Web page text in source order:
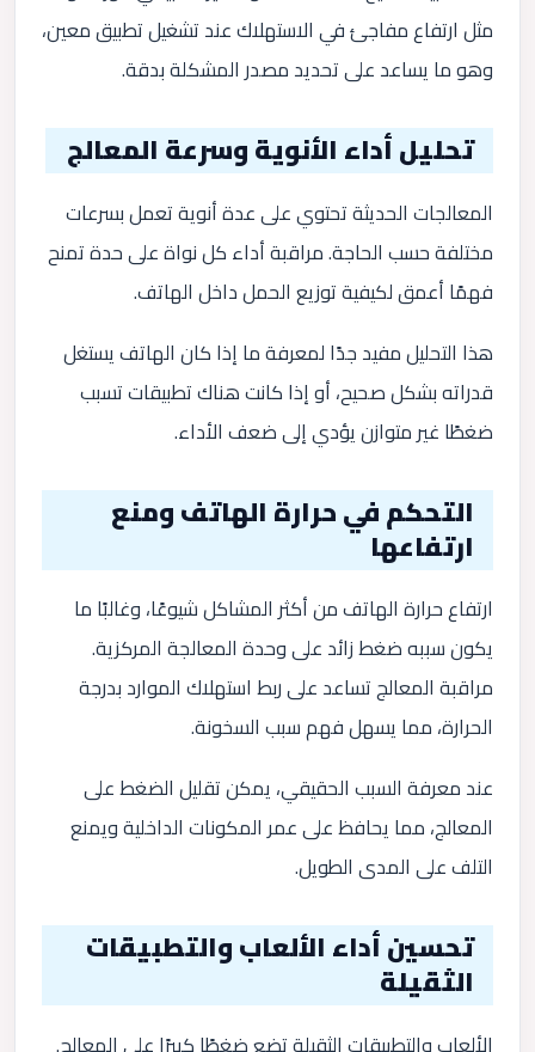
مثل ارتفاع مفاجئ في الاستهلاك عند تشغيل تطبيق معين،
وهو ما يساعد على تحديد مصدر المشكلة بدقة.
تحليل أداء الأنوية وسرعة المعالج
المعالجات الحديثة تحتوي على عدة أنوية تعمل بسرعات
مختلفة حسب الحاجة. مراقبة أداء كل نواة على حدة تمنح
فهمًا أعمق لكيفية توزيع الحمل داخل الهاتف.
هذا التحليل مفيد جدًا لمعرفة ما إذا كان الهاتف يستغل
قدراته بشكل صحيح، أو إذا كانت هناك تطبيقات تسبب
ضغطًا غير متوازن يؤدي إلى ضعف الأداء.
التحكم في حرارة الهاتف ومنع
ارتفاعها
ارتفاع حرارة الهاتف من أكثر المشاكل شيوعًا، وغالبًا ما
يكون سببه ضغط زائد على وحدة المعالجة المركزية.
مراقبة المعالج تساعد على ربط استهلاك الموارد بدرجة
الحرارة، مما يسهل فهم سبب السخونة.
عند معرفة السبب الحقيقي، يمكن تقليل الضغط على
المعالج، مما يحافظ على عمر المكونات الداخلية ويمنع
التلف على المدى الطويل.
تحسين أداء الألعاب والتطبيقات
الثقيلة
الألعاب والتطبيقات الثقيلة تضع ضغطًا كبيرًا على المعالج.